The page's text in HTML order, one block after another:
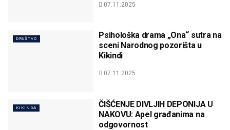
07.11.2025
DRUŠTVO
Psihološka drama „Ona“ sutra na
sceni Narodnog pozorišta u
Kikindi
07.11.2025
KIKINDA
ČIŠĆENJE DIVLJIH DEPONIJA U
NAKOVU: Apel građanima na
odgovornost